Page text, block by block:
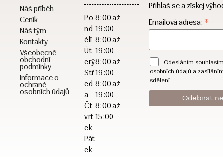
Náš příběh
Ceník
Náš tým
Kontakty
Všeobecné
obchodní
podmínky
Informace o
ochraně
osobních údajů
Po
nd
ělí
Út
erý
Stř
ed
a
Čt
vrt
ek
Pát
ek
8:00 až
19:00
8:00 až
19:00
8:00 až
19:00
8:00 až
19:00
8:00 až
15:00
Přihlaš se a získej
Emailová adresa: *
Odesláním
osobních údajů a
sdělení